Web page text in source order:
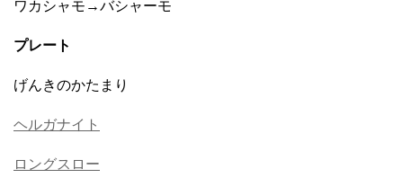
ワカシャモ→バシャーモ
プレート
げんきのかたまり
ヘルガナイト
ロングスロー